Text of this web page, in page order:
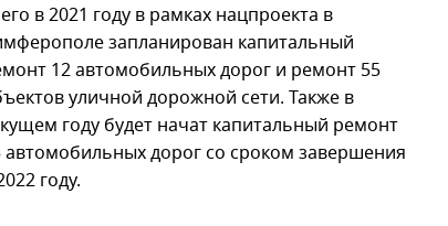
в 2021 году в рамках нацпроекта в
запланирован капитальный
12 автомобильных дорог и ремонт 55
уличной дорожной сети. Также в
году будет начат капитальный ремонт
автомобильных дорог со сроком завершения
году.